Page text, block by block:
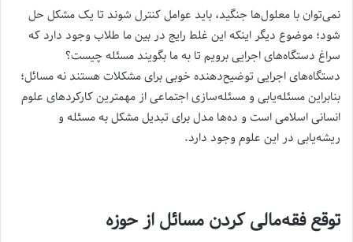
نمی‌توان با معلول‌ها جنگید، باید عوامل کنترل شوند تا یک مشکل حل
شود؛ موضوع دیگر اینکه این غلط رایج در بین ما طلاب وجود دارد که
سراغ دستگاه‌های اجرایی برویم تا به ما بگویند مسئله چیست؟
دستگاه‌های اجرایی توضیح‌دهنده خوبی برای مشکلات هستند نه مسائل؛
بنابراین مسئله‌یابی و مسئله‌سازی اجتماعی از مهمترین کارکردهای علوم
انسانی اسلامی است و ده‌ها مدل برای تبدیل مشکل به مسئله و
ریشه‌یابی در این علوم وجود دارد.
توقع فقه‌مالی کردن مسائل از حوزه